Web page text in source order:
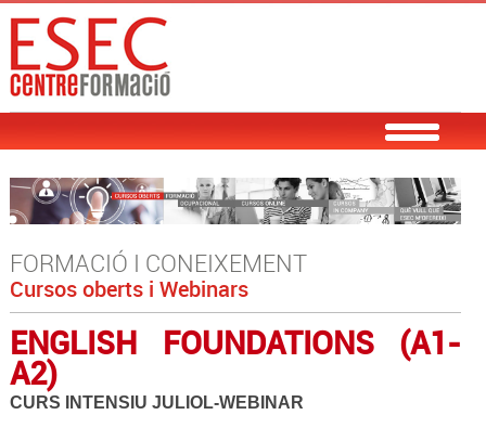
FORMACIÓ I CONEIXEMENT
Cursos oberts i Webinars
ENGLISH FOUNDATIONS (A1-
A2)
CURS INTENSIU JULIOL-WEBINAR